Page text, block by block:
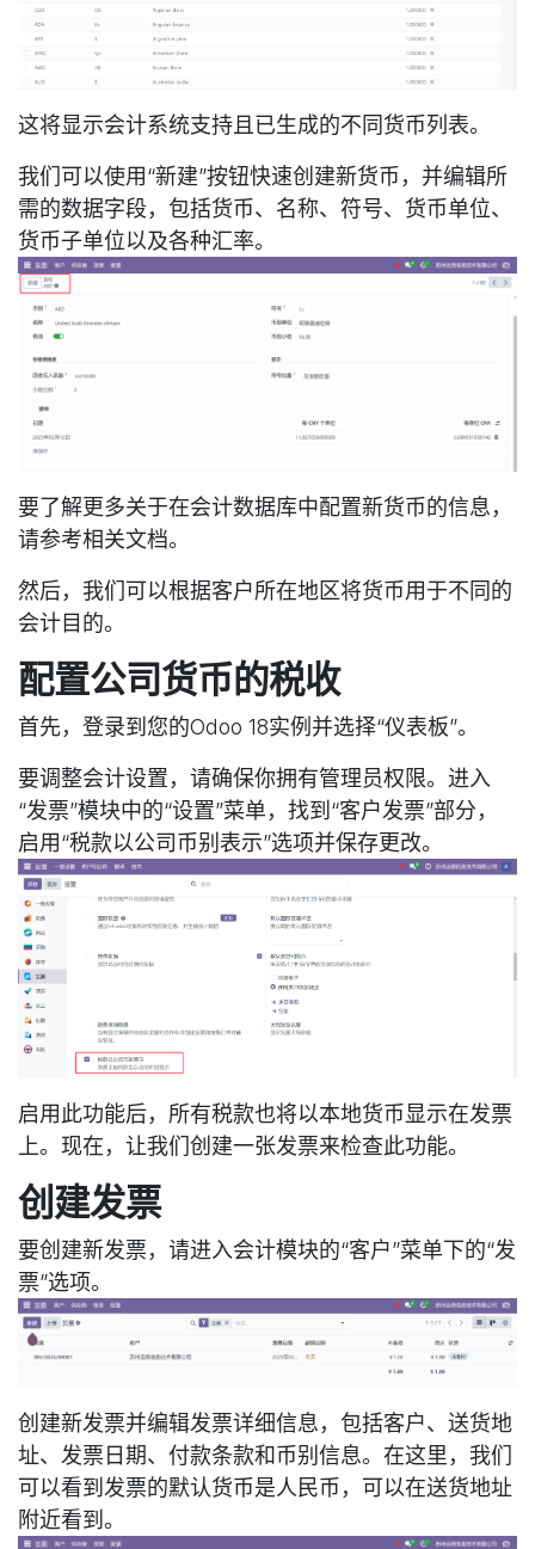
这将显示会计系统支持且已生成的不同货币列表。
我们可以使用“新建”按钮快速创建新货币，并编辑所
需的数据字段，包括货币、名称、符号、货币单位、
货币子单位以及各种汇率。
要了解更多关于在会计数据库中配置新货币的信息，
请参考相关文档。
然后，我们可以根据客户所在地区将货币用于不同的
会计目的。
配置公司货币的税收
首先，登录到您的Odoo 18实例并选择“仪表板”。
要调整会计设置，请确保你拥有管理员权限。进入
“发票”模块中的“设置”菜单，找到“客户发票”部分，
启用“税款以公司币别表示”选项并保存更改。
启用此功能后，所有税款也将以本地货币显示在发票
上。现在，让我们创建一张发票来检查此功能。
创建发票
要创建新发票，请进入会计模块的“客户”菜单下的“发
票”选项。
创建新发票并编辑发票详细信息，包括客户、送货地
址、发票日期、付款条款和币别信息。在这里，我们
可以看到发票的默认货币是人民币，可以在送货地址
附近看到。